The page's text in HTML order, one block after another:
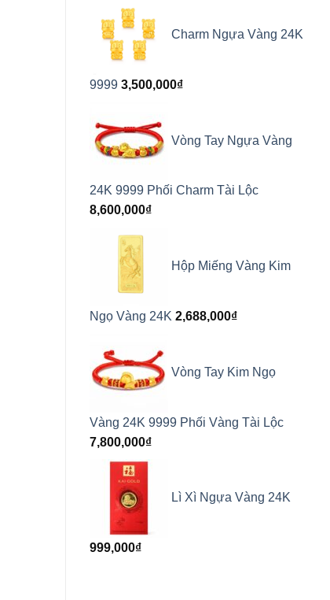
Charm Ngựa Vàng 24K
9999 3,500,000₫
Vòng Tay Ngựa Vàng
24K 9999 Phối Charm Tài Lộc
8,600,000₫
Hộp Miếng Vàng Kim
Ngọ Vàng 24K 2,688,000₫
Vòng Tay Kim Ngọ
Vàng 24K 9999 Phối Vàng Tài Lộc
7,800,000₫
Lì Xì Ngựa Vàng 24K
999,000₫